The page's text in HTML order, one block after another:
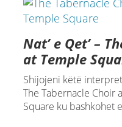
Nat’ e Qet’ –
at Temple
Shijojeni këtë
The Tabernacle Choir
Square ku bashkohet